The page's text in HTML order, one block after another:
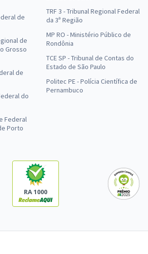
de
de
Grosso
de
do
Federal
Porto
TRF 3 - Tribunal Regional Federal
da 3ª Região
MP RO - Ministério Público de
Rondônia
TCE SP - Tribunal de Contas do
Estado de São Paulo
Politec PE - Polícia Científica de
Pernambuco
RA 1000